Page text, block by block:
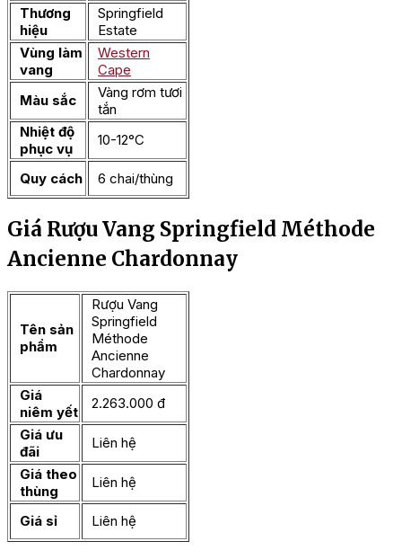
Thương
hiệu
Springfield
Estate
Vùng làm
vang
Western
Cape
Màu sắc
Vàng rơm tươi
tắn
Nhiệt độ
phục vụ
10-12°C
Quy cách 6 chai/thùng
Giá Rượu Vang Springfield Méthode
Ancienne Chardonnay
Tên sản
phẩm
Rượu Vang
Springfield
Méthode
Ancienne
Chardonnay
Giá
niêm yết
2.263.000 đ
Giá ưu
đãi
Liên hệ
Giá theo
thùng
Liên hệ
Giá sỉ Liên hệ